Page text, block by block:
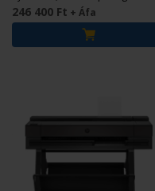
246 400 Ft + Áfa